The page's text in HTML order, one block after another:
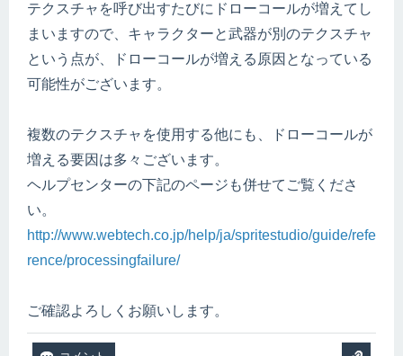
テクスチャを呼び出すたびにドローコールが増えてし
まいますので、キャラクターと武器が別のテクスチャ
という点が、ドローコールが増える原因となっている
可能性がございます。
複数のテクスチャを使用する他にも、ドローコールが
増える要因は多々ございます。
ヘルプセンターの下記のページも併せてご覧くださ
い。
http://www.webtech.co.jp/help/ja/spritestudio/guide/refe
rence/processingfailure/
ご確認よろしくお願いします。